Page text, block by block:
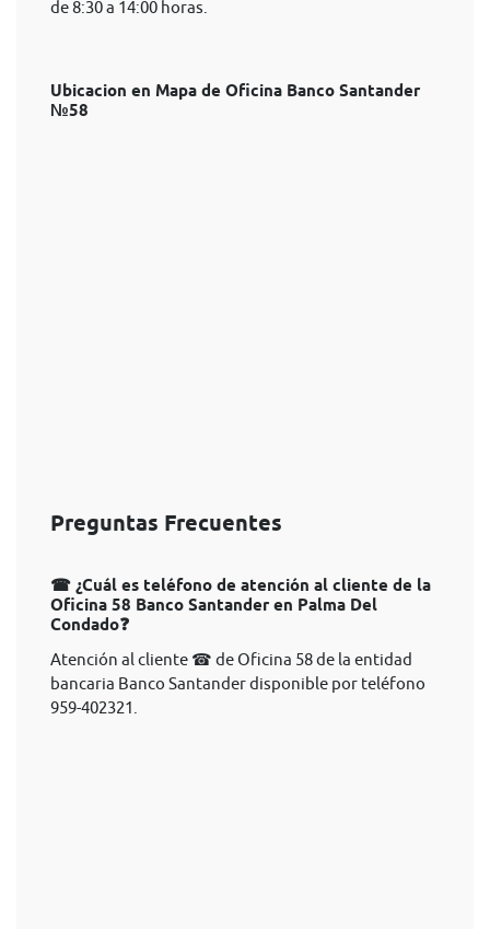
de 8:30 a 14:00 horas.
Ubicacion en Mapa de Oficina Banco Santander
№58
Preguntas Frecuentes
☎ ¿Cuál es teléfono de atención al cliente de la
Oficina 58 Banco Santander en Palma Del
Condado❓
Atención al cliente ☎ de Oficina 58 de la entidad
bancaria Banco Santander disponible por teléfono
959-402321.